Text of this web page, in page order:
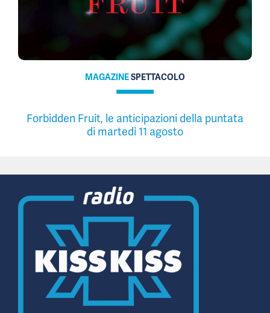
MAGAZINESPETTACOLO
Forbidden Fruit, le anticipazioni della puntata
di martedì 11 agosto